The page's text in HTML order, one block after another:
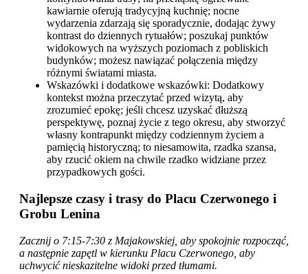
kawiarnie oferują tradycyjną kuchnię; nocne
wydarzenia zdarzają się sporadycznie, dodając żywy
kontrast do dziennych rytuałów; poszukaj punktów
widokowych na wyższych poziomach z pobliskich
budynków; możesz nawiązać połączenia między
różnymi światami miasta.
Wskazówki i dodatkowe wskazówki: Dodatkowy
kontekst można przeczytać przed wizytą, aby
zrozumieć epokę; jeśli chcesz uzyskać dłuższą
perspektywę, poznaj życie z tego okresu, aby stworzyć
własny kontrapunkt między codziennym życiem a
pamięcią historyczną; to niesamowita, rzadka szansa,
aby rzucić okiem na chwile rzadko widziane przez
przypadkowych gości.
Najlepsze czasy i trasy do Placu Czerwonego i
Grobu Lenina
Zacznij o 7:15-7:30 z Majakowskiej, aby spokojnie rozpocząć,
a następnie zapętl w kierunku Placu Czerwonego, aby
uchwycić nieskazitelne widoki przed tłumami.